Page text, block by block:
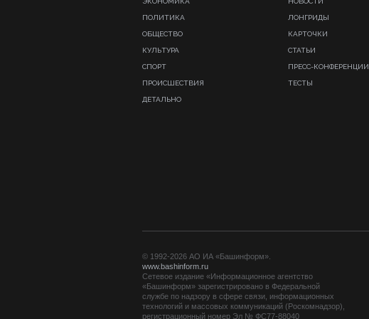
ПОЛИТИКА
ОБЩЕСТВО
КУЛЬТУРА
СПОРТ
ПРОИСШЕСТВИЯ
ДЕТАЛЬНО
ЛОНГРИДЫ
КАРТОЧКИ
СТАТЬИ
ПРЕСС-КОНФЕРЕНЦИИ
ТЕСТЫ
© 1992-2026 АО ИА «Башинформ».
www.bashinform.ru
Сетевое издание «Информационное агентство
«Башинформ» зарегистрировано в Федеральной
службе по надзору в сфере связи, информационных
технологий и массовых коммуникаций (Роскомнадзор),
регистрационный номер Эл № ФС77-88040